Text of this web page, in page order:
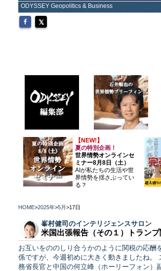
ODYSSEY Geopolitics & Business
【NEW!】
夏の特別企画！
世界情勢オンラインセ
ミナー8月8日（土）
AIが私たちの生活や世
界情勢を揺さぶってい
る？
HOME>2025年>5月>17日
峯村健司のインテリジェンスサロン
米国出張報告（その１）トラン
お互いをののしり合うかのように関税の応
係ですが、今週初めに大きく動きましたね。 スイスのジュネーブを舞台として、米国のべッセント財
務省長官と中国の何立峰（ホーリーフォン）